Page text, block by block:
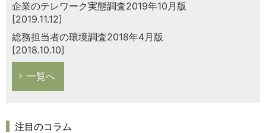
企業のテレワーク実態調査2019年10月版
[2019.11.12]
総務担当者の環境調査2018年4月版
[2018.10.10]
一覧へ
注目のコラム